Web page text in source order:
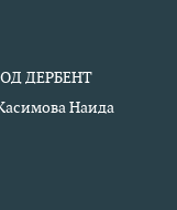
ДЕРБЕНТ
Наида